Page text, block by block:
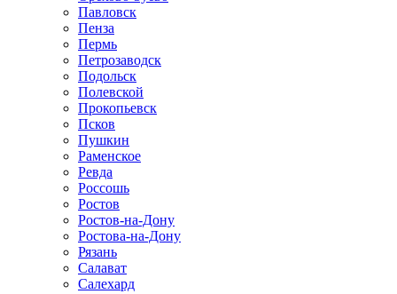
Павловск
Пенза
Пермь
Петрозаводск
Подольск
Полевской
Прокопьевск
Псков
Пушкин
Раменское
Ревда
Россошь
Ростов
Ростов-на-Дону
Ростова-на-Дону
Рязань
Салават
Салехард